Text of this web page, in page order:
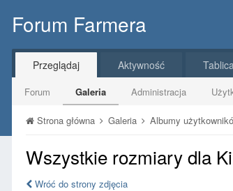
Forum Farmera
Przeglądaj
Forum Galeria Administracja
Aktywność
Strona główna Galeria Albumy
Wszystkie rozmiary dla
Wróć do strony zdjęcia